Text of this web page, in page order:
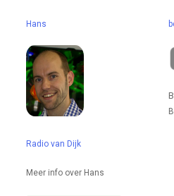
Hans
Radio van Dijk
Meer info over Hans